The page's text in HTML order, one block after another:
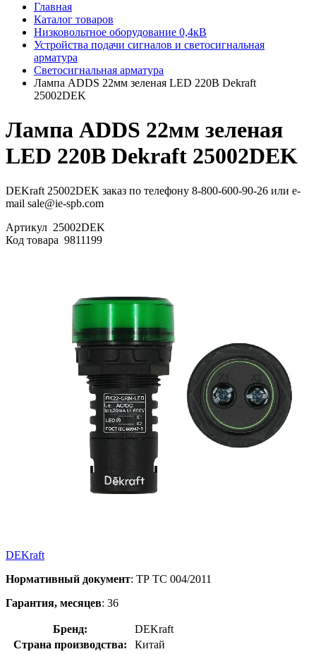
Главная
Каталог товаров
Низковольтное оборудование 0,4кВ
Устройства подачи сигналов и светосигнальная
арматура
Светосигнальная арматура
Лампа ADDS 22мм зеленая LED 220В Dekraft
25002DEK
Лампа ADDS 22мм зеленая
LED 220В Dekraft 25002DEK
DEKraft 25002DEK заказ по телефону 8-800-600-90-26 или e-
mail sale@ie-spb.com
Артикул 25002DEK
Код товара 9811199
DEKraft
Нормативный документ: ТР ТС 004/2011
Гарантия, месяцев: 36
Бренд:
DEKraft
Страна производства:
Китай